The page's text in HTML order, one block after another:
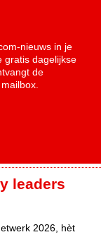
nieuws in je
gratis dagelijkse
de
leaders
2026, hèt